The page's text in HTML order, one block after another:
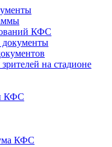
КФС
на стадионе
КФС
КФС